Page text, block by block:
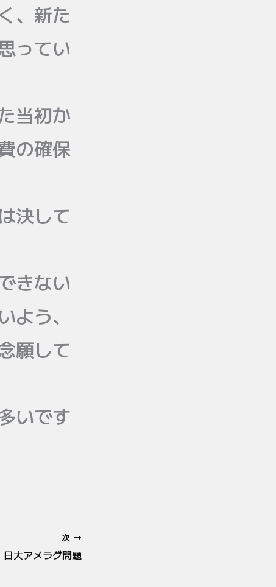
、新た
ってい
当初か
の確保
決して
きない
う、
願して
いです
次
日大アメラグ問題